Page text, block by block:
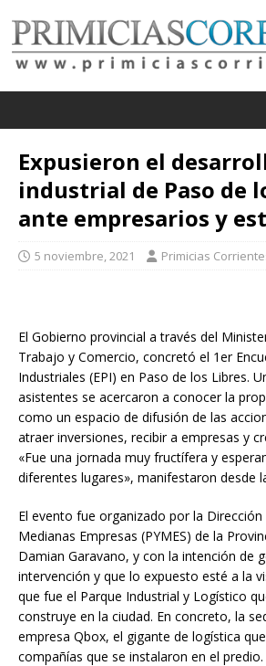
Expusieron el
industrial de Paso de
ante empresarios y
5 noviembre, 2021 Primicias
El Gobierno provincial a través del
Trabajo y Comercio, concretó el 1er
Industriales (EPI) en Paso de los Libres.
asistentes se acercaron a conocer la
como un espacio de difusión de las
atraer inversiones, recibir a empresas y
«Fue una jornada muy fructífera y
diferentes lugares», manifestaron desde
El evento fue organizado por la Dirección
Medianas Empresas (PYMES) de la
Damian Garavano, y con la intención de
intervención y que lo expuesto esté a la
que fue el Parque Industrial y Logístico
construye en la ciudad. En concreto, la
empresa Qbox, el gigante de logística
compañías que se instalaron en el predio.